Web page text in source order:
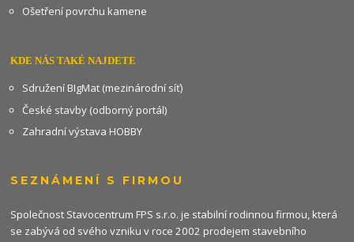
Ošetření povrchu kamene
KDE NÁS TAKÉ NAJDETE
Sdružení BIgMat (mezinárodní síť)
České stavby (odborný portál)
Zahradní výstava HOBBY
SEZNÁMENÍ S FIRMOU
Společnost Stavocentrum FPS s.r.o. je stabilní rodinnou firmou, která
se zabývá od svého vzniku v roce 2002 prodejem stavebního